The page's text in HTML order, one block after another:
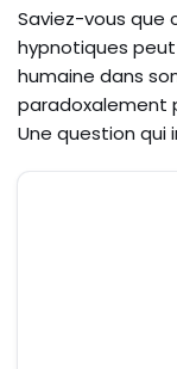
Saviez-vous que
hypnotiques
humaine dans
paradoxalement
Une question qui